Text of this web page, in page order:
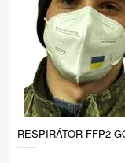
RESPIRÁTOR FFP2